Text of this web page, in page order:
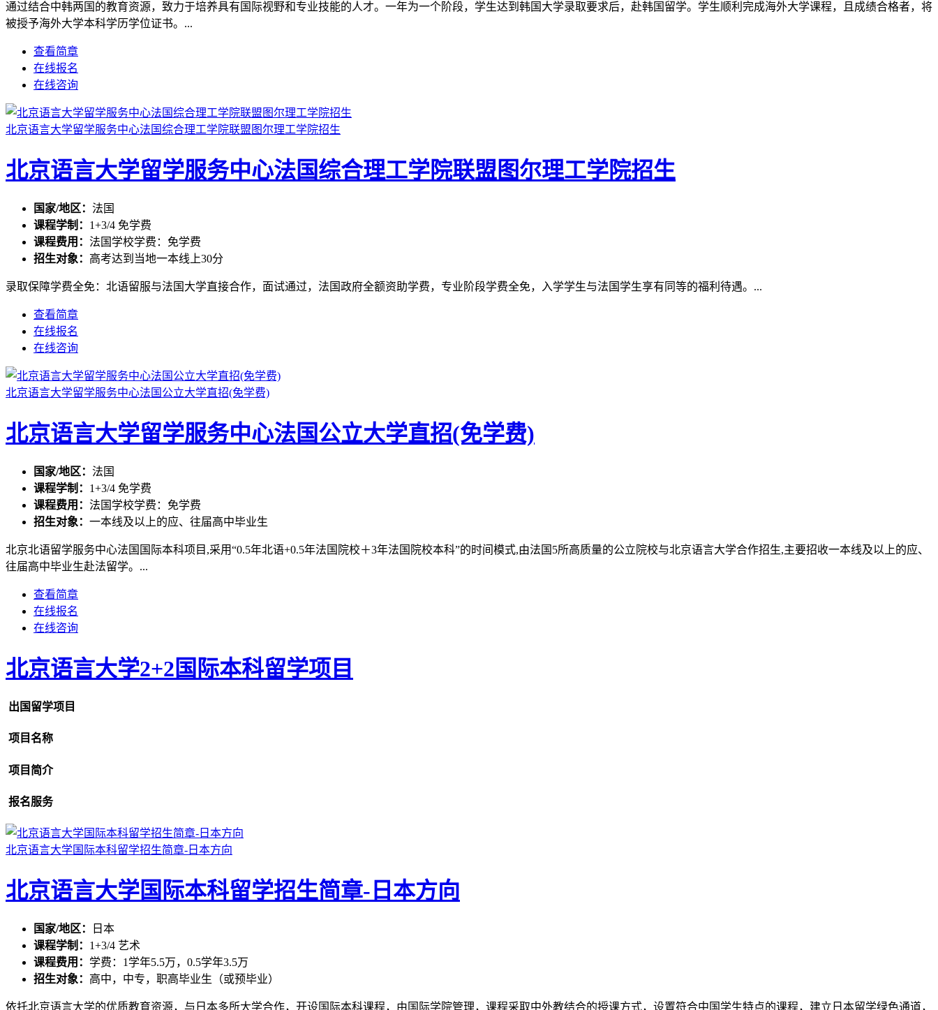
通过结合中韩两国的教育资源，致力于培养具有国际视野和专业技能的人才。一年为一个阶段，学生达到韩国大学录取要求后，赴韩国留学。学生顺利完成海外大学课程，且成绩合格者，将
被授予海外大学本科学历学位证书。...
查看简章
在线报名
在线咨询
北京语言大学留学服务中心法国综合理工学院联盟图尔理工学院招生
北京语言大学留学服务中心法国综合理工学院联盟图尔理工学院招生
国家/地区： 法国
课程学制： 1+3/4 免学费
课程费用： 法国学校学费：免学费
招生对象： 高考达到当地一本线上30分
录取保障学费全免：北语留服与法国大学直接合作，面试通过，法国政府全额资助学费，专业阶段学费全免，入学学生与法国学生享有同等的福利待遇。...
查看简章
在线报名
在线咨询
北京语言大学留学服务中心法国公立大学直招(免学费)
北京语言大学留学服务中心法国公立大学直招(免学费)
国家/地区： 法国
课程学制： 1+3/4 免学费
课程费用： 法国学校学费：免学费
招生对象： 一本线及以上的应、往届高中毕业生
北京北语留学服务中心法国国际本科项目,采用“0.5年北语+0.5年法国院校＋3年法国院校本科”的时间模式,由法国5所高质量的公立院校与北京语言大学合作招生,主要招收一本线及以上的应、
往届高中毕业生赴法留学。...
查看简章
在线报名
在线咨询
北京语言大学2+2国际本科留学项目
出国留学项目
项目名称
项目简介
报名服务
北京语言大学国际本科留学招生简章-日本方向
北京语言大学国际本科留学招生简章-日本方向
国家/地区：
日本
课程学制： 1+3/4 艺术
课程费用： 学费：1学年5.5万，0.5学年3.5万
招生对象： 高中，中专，职高毕业生（或预毕业）
依托北京语言大学的优质教育资源，与日本多所大学合作，开设国际本科课程，由国际学院管理，课程采取中外教结合的授课方式，设置符合中国学生特点的课程，建立日本留学绿色通道，